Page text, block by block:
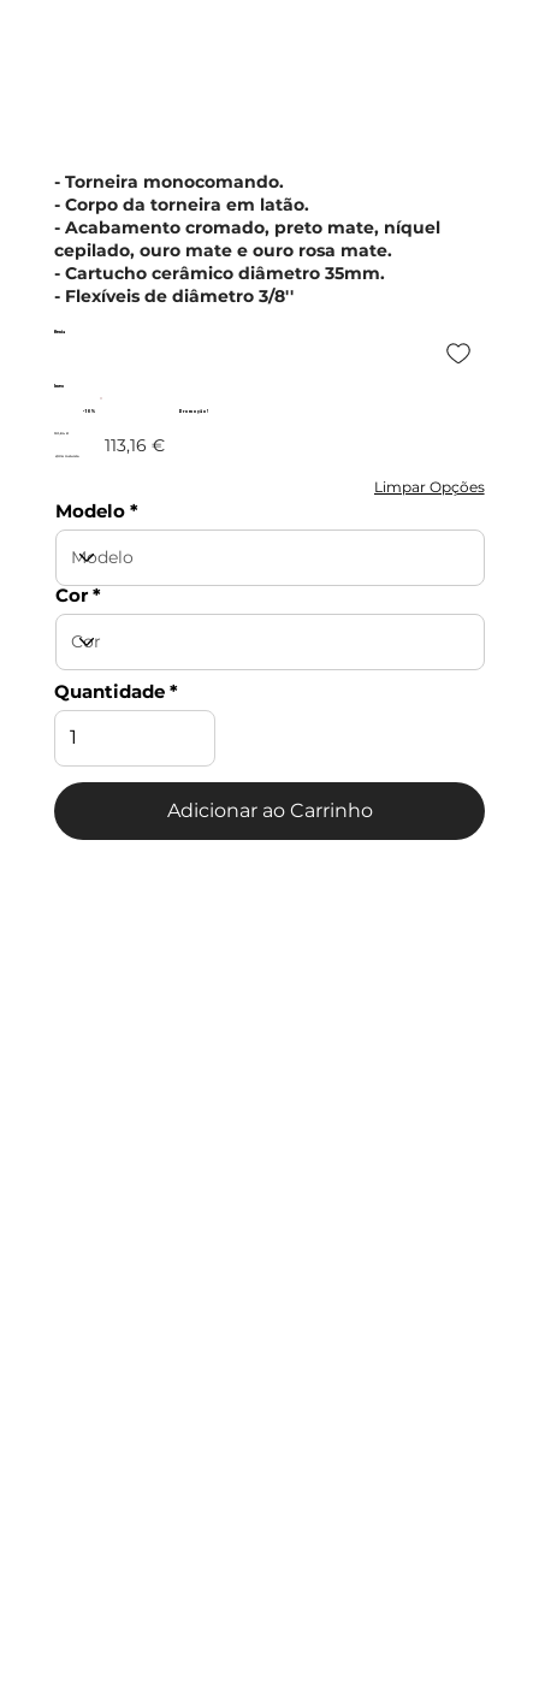
Kenia
Imex
Promoção!
- 10%
101,84 € 113,16 €
c/IVA incluído
Limpar Opções
Modelo
Cor
Quantidade
Adicionar ao Carrinho
- Torneira monocomando.
- Corpo da torneira em latão.
- Acabamento cromado, preto mate, níquel
cepilado, ouro mate e ouro rosa mate.
- Cartucho cerâmico diâmetro 35mm.
- Flexíveis de diâmetro 3/8''